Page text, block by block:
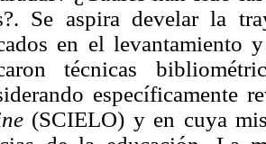
Se aspira develar la
en el levantamiento
técnicas
específicamente
(SCIELO) y en cuya